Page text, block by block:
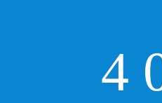
4